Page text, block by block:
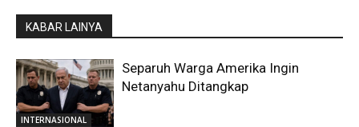
KABAR LAINYA
INTERNASIONAL
Separuh Warga Amerika Ingin
Netanyahu Ditangkap